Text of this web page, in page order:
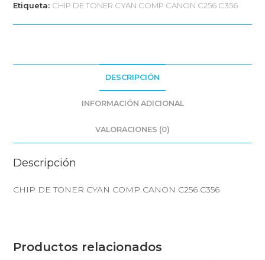
Etiqueta: CHIP DE TONER CYAN COMP CANON C256 C356
DESCRIPCIÓN
INFORMACIÓN ADICIONAL
VALORACIONES (0)
Descripción
CHIP DE TONER CYAN COMP CANON C256 C356
Productos relacionados